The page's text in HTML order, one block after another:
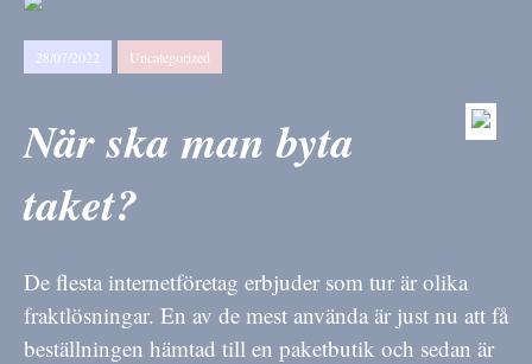
28/07/2022 Uncategorized
När ska man byta
taket?
De flesta internetföretag erbjuder som tur är olika
fraktlösningar. En av de mest använda är just nu att få
beställningen hämtad till en paketbutik och sedan är